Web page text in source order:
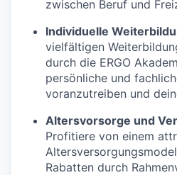
zwischen Beruf und
Individuelle
vielfältigen
durch die ERGO
persönliche und
voranzutreiben und
Altersvorsorge und
Profitiere von einem
Rabatten durch